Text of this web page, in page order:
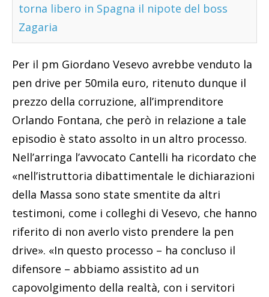
torna libero in Spagna il nipote del boss
Zagaria
Per il pm Giordano Vesevo avrebbe venduto la
pen drive per 50mila euro, ritenuto dunque il
prezzo della corruzione, all’imprenditore
Orlando Fontana, che però in relazione a tale
episodio è stato assolto in un altro processo.
Nell’arringa l’avvocato Cantelli ha ricordato che
«nell’istruttoria dibattimentale le dichiarazioni
della Massa sono state smentite da altri
testimoni, come i colleghi di Vesevo, che hanno
riferito di non averlo visto prendere la pen
drive». «In questo processo – ha concluso il
difensore – abbiamo assistito ad un
capovolgimento della realtà, con i servitori